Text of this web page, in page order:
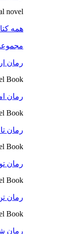
novel
همه
رمان
Book
رمان
Book
رمان
Book
رمان
Book
رمان
Book
رمان